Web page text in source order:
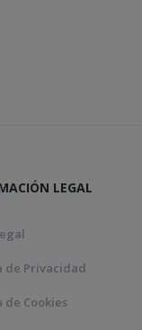
en la gestió de la
LEGAL
de Privacidad
de Cookies